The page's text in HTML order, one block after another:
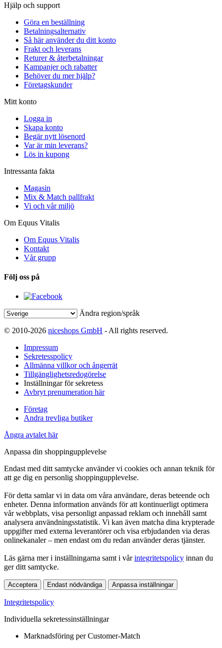
Hjälp och support
Göra en beställning
Betalningsalternativ
Så här använder du ditt konto
Frakt och leverans
Returer & återbetalningar
Kampanjer och rabatter
Behöver du mer hjälp?
Företagskunder
Mitt konto
Logga in
Skapa konto
Begär nytt lösenord
Var är min leverans?
Lös in kupong
Intressanta fakta
Magasin
Mix & Match pallfrakt
Vi och vår miljö
Om Equus Vitalis
Om Equus Vitalis
Kontakt
Vår grupp
Följ oss på
Ändra region/språk
© 2010-2026 niceshops GmbH - All rights reserved.
Impressum
Sekretesspolicy
Allmänna villkor och ångerrät
Tillgänglighetsredogörelse
Inställningar för sekretess
Avbryt prenumeration här
Företag
Andra trevliga butiker
Ångra avtalet här
Anpassa din shoppingupplevelse
Endast med ditt samtycke använder vi cookies och annan teknik för
att ge dig en personlig shoppingupplevelse.
För detta samlar vi in data om våra användare, deras beteende och
enheter. Denna information används för att kontinuerligt optimera
vår webbplats, visa personligt anpassad reklam och innehåll samt
analysera användningsstatistik. Vi kan även matcha dina krypterade
uppgifter med externa leverantörer och visa erbjudanden via deras
onlinekanaler – men endast om du redan använder deras tjänster.
Läs gärna mer i inställningarna samt i vårintegritetspolicy innan du
ger ditt samtycke.
Acceptera Endast nödvändiga Anpassa inställningar
Integritetspolicy
Individuella sekretessinställningar
Marknadsföring per Customer-Match